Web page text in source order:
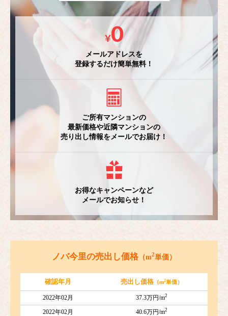
メールアドレスを
登録するだけ簡単無料！
ご所有マンションの
最新価格や近隣マンションの
売り出し情報をメールでお届け！
お得なキャンペーンなど
メールでお知らせ！
ノバ今里の売出し価格 （m2単価）
確認年月 売出し価格（m2単価）
2022年02月 37.3万円/m2
2022年02月 40.6万円/m2